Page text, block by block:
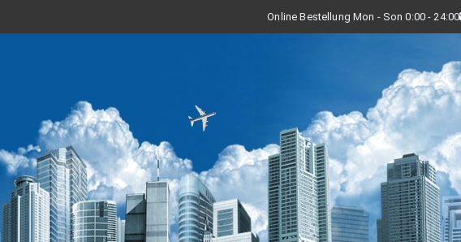
Online Bestellung Mon - Son 0:00 - 24:00